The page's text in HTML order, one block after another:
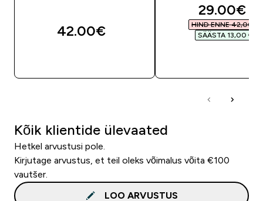
42.00€‎
29.00€‎
HIND ENNE 42,00 €‎
SÄÄSTA 13,00 €‎
Kõik klientide ülevaated
Hetkel arvustusi pole.
Kirjutage arvustus, et teil oleks võimalus võita €100
vautšer.
LOO ARVUSTUS